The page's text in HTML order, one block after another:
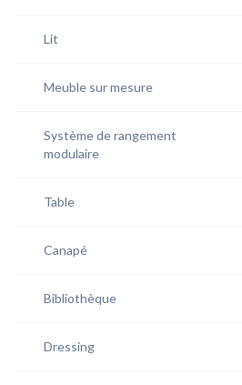
Lit
Meuble sur mesure
Système de rangement
modulaire
Table
Canapé
Bibliothèque
Dressing